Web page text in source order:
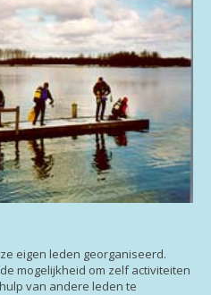
eigen leden georganiseerd.
mogelijkheid om zelf activiteiten
van andere leden te